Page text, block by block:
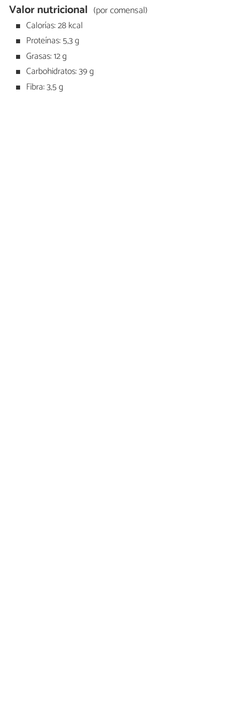
Valor nutricional (por comensal)
Calorías: 28 kcal
Proteínas: 5,3 g
Grasas: 12 g
Carbohidratos: 39 g
Fibra: 3,5 g